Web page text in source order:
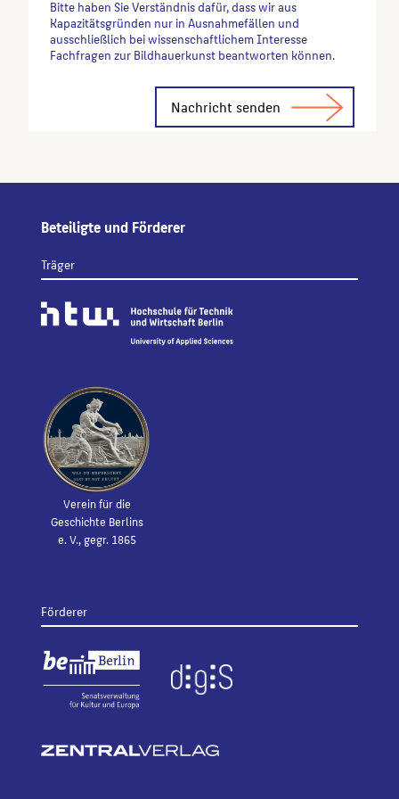
Bitte haben Sie Verständnis dafür, dass wir aus
Kapazitätsgründen nur in Ausnahmefällen und
ausschließlich bei wissenschaftlichem Interesse
Fachfragen zur Bildhauerkunst beantworten können.
Beteiligte und Förderer
Träger
Verein für die
Geschichte Berlins
e. V., gegr. 1865
Förderer